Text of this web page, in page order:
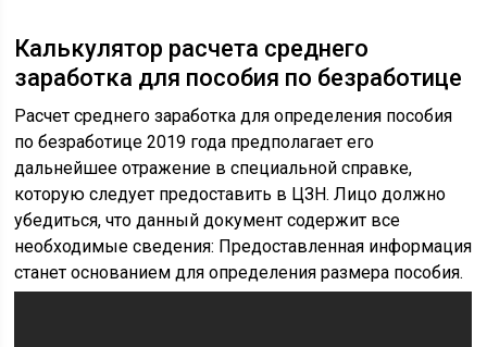
Калькулятор расчета среднего
заработка для пособия по безработице
Расчет среднего заработка для определения пособия
по безработице 2019 года предполагает его
дальнейшее отражение в специальной справке,
которую следует предоставить в ЦЗН. Лицо должно
убедиться, что данный документ содержит все
необходимые сведения: Предоставленная информация
станет основанием для определения размера пособия.